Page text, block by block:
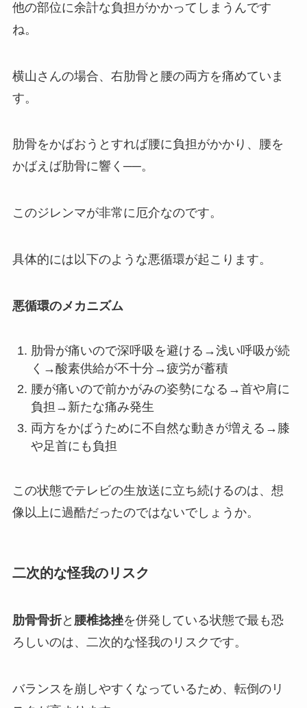
他の部位に余計な負担がかかってしまうんです
ね。
横山さんの場合、右肋骨と腰の両方を痛めていま
す。
肋骨をかばおうとすれば腰に負担がかかり、腰を
かばえば肋骨に響く──。
このジレンマが非常に厄介なのです。
具体的には以下のような悪循環が起こります。
悪循環のメカニズム
肋骨が痛いので深呼吸を避ける→浅い呼吸が続
く→酸素供給が不十分→疲労が蓄積
腰が痛いので前かがみの姿勢になる→首や肩に
負担→新たな痛み発生
両方をかばうために不自然な動きが増える→膝
や足首にも負担
この状態でテレビの生放送に立ち続けるのは、想
像以上に過酷だったのではないでしょうか。
二次的な怪我のリスク
肋骨骨折と 腰椎捻挫を併発している状態で最も恐
ろしいのは、二次的な怪我のリスクです。
バランスを崩しやすくなっているため、転倒のリ